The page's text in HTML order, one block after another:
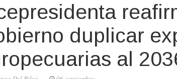
duplicar
al